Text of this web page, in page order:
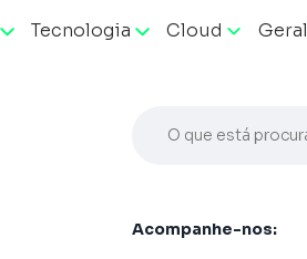
Tecnologia Cloud Geral
Acompanhe-nos: